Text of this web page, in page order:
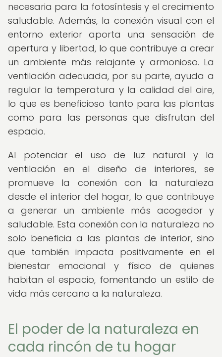
necesaria para la fotosíntesis y el crecimiento
saludable. Además, la conexión visual con el
entorno exterior aporta una sensación de
apertura y libertad, lo que contribuye a crear
un ambiente más relajante y armonioso. La
ventilación adecuada, por su parte, ayuda a
regular la temperatura y la calidad del aire,
lo que es beneficioso tanto para las plantas
como para las personas que disfrutan del
espacio.
Al potenciar el uso de luz natural y la
ventilación en el diseño de interiores, se
promueve la conexión con la naturaleza
desde el interior del hogar, lo que contribuye
a generar un ambiente más acogedor y
saludable. Esta conexión con la naturaleza no
solo beneficia a las plantas de interior, sino
que también impacta positivamente en el
bienestar emocional y físico de quienes
habitan el espacio, fomentando un estilo de
vida más cercano a la naturaleza.
El poder de la naturaleza en
cada rincón de tu hogar